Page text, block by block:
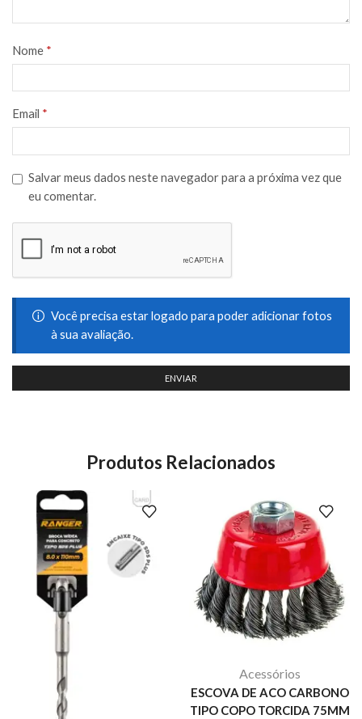
sistema SDS-PLUS.
Ideal para profissionais que buscam eficiência, resistência e
Nome *
Email *
Salvar meus dados neste navegador para a próxima vez que
eu comentar.
Você precisa estar logado para poder adicionar fotos
à sua avaliação.
Produtos Relacionados
Acessórios
ESCOVA DE ACO CARBONO
TIPO COPO TORCIDA 75MM